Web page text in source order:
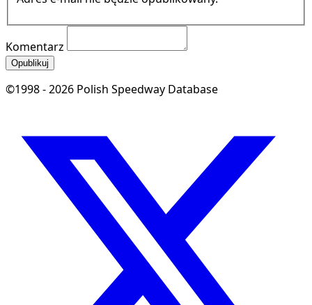
Komentarz
Opublikuj
©1998 - 2026 Polish Speedway Database